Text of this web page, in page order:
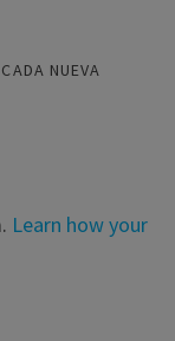
NUEVA
Learn how your